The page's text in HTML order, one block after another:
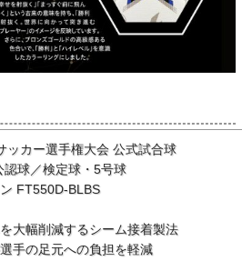
ッカー選手権大会 公式試合球
認球／検定球・5号球
FT550D-BLBS
大幅削減するシーム接着製法
手の足元への負担を軽減